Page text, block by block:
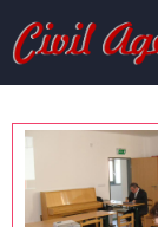
Ugrás
tartalomra